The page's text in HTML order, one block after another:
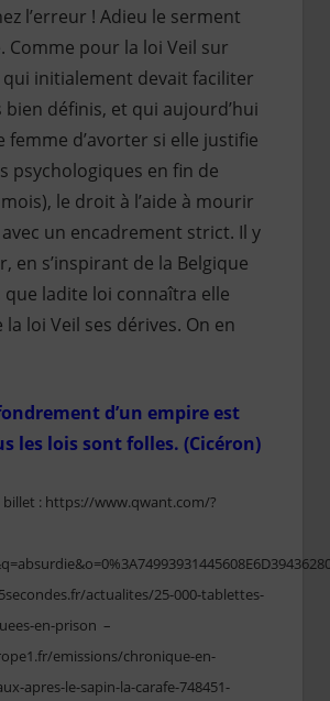
l’erreur ! Adieu le serment
Comme pour la loi Veil sur
qui initialement devait faciliter
bien définis, et qui aujourd’hui
femme d’avorter si elle justifie
psychologiques en fin de
le droit à l’aide à mourir
un encadrement strict. Il y
en s’inspirant de la Belgique
que ladite loi connaîtra elle
loi Veil ses dérives. On en
d’un empire est
les lois sont folles. (Cicéron)
billet : https://www.qwant.com/?
actualites/25-000-tablettes-
en-prison –
emissions/chronique-en-
apres-le-sapin-la-carafe-748451-